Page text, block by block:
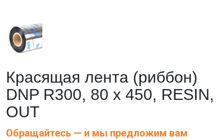
Красящая лента (риббон)
DNP R300, 80 х 450, RESIN,
OUT
Обращайтесь — и мы предложим вам